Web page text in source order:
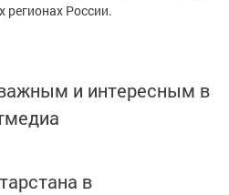
регионах России.
и интересным в
в